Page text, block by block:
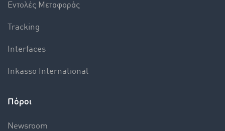
Εντολές Mεταφοράς
Tracking
Interfaces
Inkasso International
Πόροι
Newsroom